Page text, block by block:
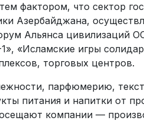
фактором, что сектор
Азербайджана,
Альянса цивилизаций
«Исламские игры
торговых центров.
парфюмерию,
питания и напитки от
компании —